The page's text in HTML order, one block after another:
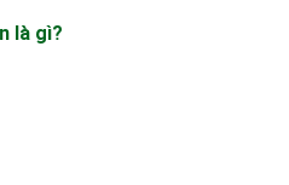
là gì?